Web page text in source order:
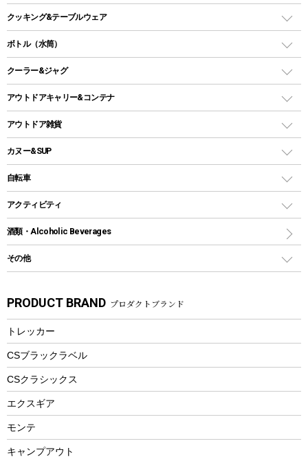
スクエアタープ（レクタタープ）
メッシュタープ
自立式タープ
パラソル
テントアクセサリー
ペグ
グランドシート
ガイドロープ
ツール
オイルランタン
LEDライト
ヘッドライト
キャンドル
ガス缶
ガストーチ、ライター
バーベキューコンロ、グリル
焚き火台タイプ（ロースタイル）グリル
卓上タイプグリル
パーティータイプグリル
鉄板、アミ
焚き火台&ストーブ
火起こし
バーベキューツール
クッキング&テーブルウェア
ダッチオーブン
ホットサンドメーカー
クッカーセット
シェラカップ
クッキングツール
ナイフ
カトラリー
マグカップ、カップ
ステンレスボトル
フードボトル
トレー
ランチョンマット
ランチボックス
ボトル（水筒）
ステンレスボトル
コップ付きタイプ
ワンタッチタイプ
プラスチックボトル
ディズニーボトル
クーラー&ジャグ
クーラーボックス
クーラーバッグ
ウォータージャグ
保冷剤
アウトドアキャリー&コンテナ
アウトドアキャリー
アウトドア雑貨
バックパック&バッグ
リュック、バックパック
トートバッグ、サコッシュ
ショッピングキャリー
その他アウトドア雑貨
スプレー関係
ツール、他
カヌー&SUP
インフレータブル
カヤック
パドル
ヘルメット
エアーポンプ
アクセサリー
自転車
折りたたみ自転車
スポーツサイクル
シティサイクル
自転車ウェア
アクティビティ
マリン
ラッシュガード
パラソル
フローティングベスト
ヘルメット
エアーポンプ
ビーチテント
ウィンター
スノーシュー
酒類・Alcoholic Beverages
その他
湯たんぽ
防災用品
PRODUCT BRAND プロダクトブランド
トレッカー
CSブラックラベル
CSクラシックス
エクスギア
モンテ
キャンプアウト